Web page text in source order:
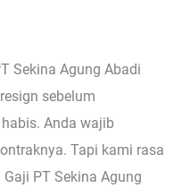
Sekina Agung Abadi
sebelum
Anda wajib
Tapi kami rasa
PT Sekina Agung